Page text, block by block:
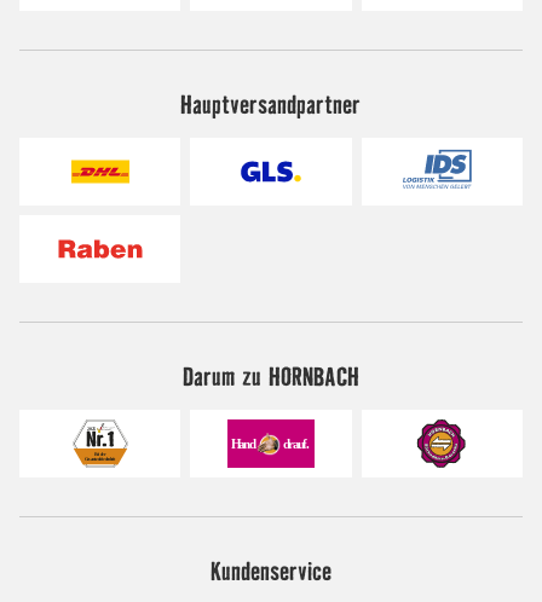
Hauptversandpartner
Darum zu HORNBACH
Kundenservice